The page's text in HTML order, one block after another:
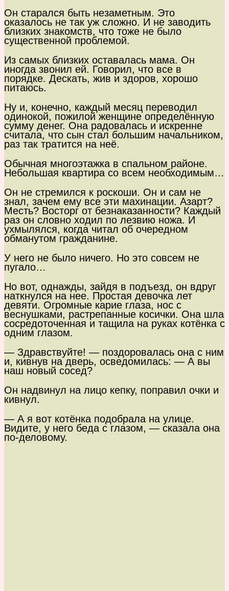
Он старался быть незаметным. Это
оказалось не так уж сложно. И не заводить
близких знакомств, что тоже не было
существенной проблемой.
Из самых близких оставалась мама. Он
иногда звонил ей. Говорил, что все в
порядке. Дескать, жив и здоров, хорошо
питаюсь.
Ну и, конечно, каждый месяц переводил
одинокой, пожилой женщине определённую
сумму денег. Она радовалась и искренне
считала, что сын стал большим начальником,
раз так тратится на неё.
Обычная многоэтажка в спальном районе.
Небольшая квартира со всем необходимым…
Он не стремился к роскоши. Он и сам не
знал, зачем ему все эти махинации. Азарт?
Месть? Восторг от безнаказанности? Каждый
раз он словно ходил по лезвию ножа. И
ухмылялся, когда читал об очередном
обманутом гражданине.
У него не было ничего. Но это совсем не
пугало…
Но вот, однажды, зайдя в подъезд, он вдруг
наткнулся на нее. Простая девочка лет
девяти. Огромные карие глаза, нос с
веснушками, растрепанные косички. Она шла
сосредоточенная и тащила на руках котёнка с
одним глазом.
— Здравствуйте! — поздоровалась она с ним
и, кивнув на дверь, осведомилась: — А вы
наш новый сосед?
Он надвинул на лицо кепку, поправил очки и
кивнул.
— А я вот котёнка подобрала на улице.
Видите, у него беда с глазом, — сказала она
по-деловому.